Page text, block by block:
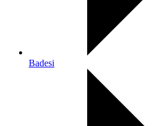
Badesi